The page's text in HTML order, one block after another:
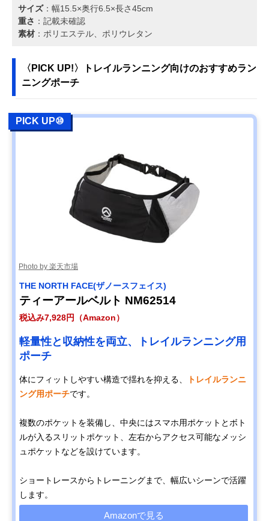
サイズ：幅15.5×奥行6.5×長さ45cm
重さ ：記載未確認
素材 ：ポリエステル、ポリウレタン
〈PICK UP!〉トレイルランニング向けのおすすめラン
ニングポーチ
PICK UP⑩
Photo by 楽天市場
THE NORTH FACE(ザノースフェイス)
ティーアールベルト NM62514
税込み7,928円（Amazon）
軽量性と収納性を両立、トレイルランニング用
ポーチ
体にフィットしやすい構造で揺れを抑える、
トレイルランニ
ング用ポーチです。
複数のポケットを装備し、中央にはスマホ用ポケットとボト
ルが入るスリットポケット、左右からアクセス可能なメッシ
ュポケットなどを設けています。
ショートレースからトレーニングまで、幅広いシーンで活躍
します。
Amazonで見る